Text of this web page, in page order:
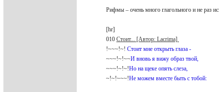
Рифмы – очень много глагольного и не раз
[hr]
010 Стоит... [Автор: Lacrima]
!~~~!~! Стоит мне открыть глаза -
~~~!~!~~И вновь я вижу образ твой,
~~~!~!~!Но на щеке опять слеза,
~!~!~~~!Не можем вместе быть с тобой: